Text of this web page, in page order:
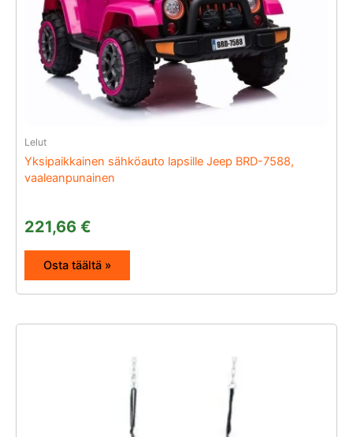
Lelut
Yksipaikkainen sähköauto lapsille Jeep BRD-7588,
vaaleanpunainen
221,66 €
Osta täältä »